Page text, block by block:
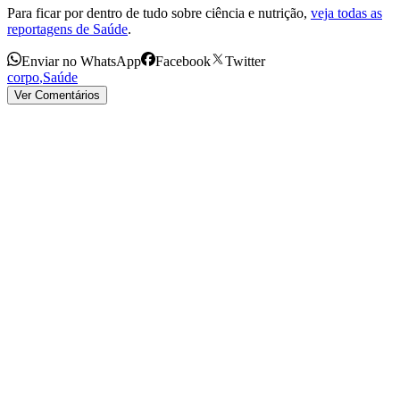
Para ficar por dentro de tudo sobre ciência e nutrição, veja todas as
reportagens de Saúde.
Enviar no WhatsApp Facebook
Twitter
corpo,Saúde
Ver Comentários